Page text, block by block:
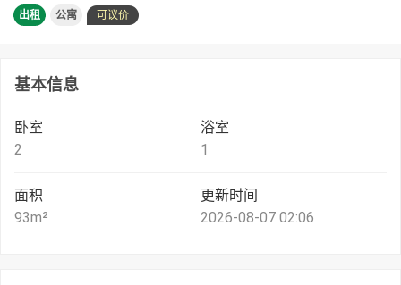
出租 公寓 可议价
基本信息
卧室
2
浴室
1
面积
93m²
更新时间
2026-08-07 02:06